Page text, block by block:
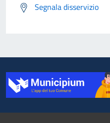
Segnala disservizio